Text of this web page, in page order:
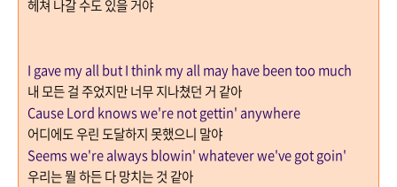
헤쳐 나갈 수도 있을 거야
I gave my all but I think my all may have been too much
내 모든 걸 주었지만 너무 지나쳤던 거 같아
Cause Lord knows we're not gettin' anywhere
어디에도 우린 도달하지 못했으니 말야
Seems we're always blowin' whatever we've got goin'
우리는 뭘 하든 다 망치는 것 같아